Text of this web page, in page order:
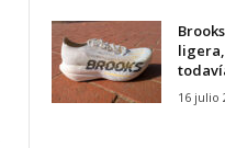
16 julio